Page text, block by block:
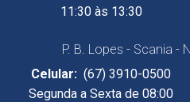
11:30 às 13:30
P. B. Lopes - Scania -
Celular: (67) 3910-0500
Segunda a Sexta de 08:00